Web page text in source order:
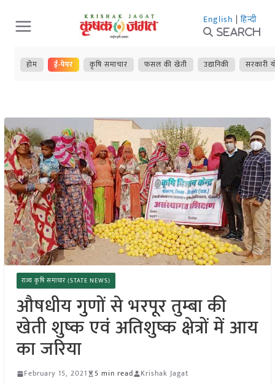
Skip
to
content
English | हिन्दी
Search
होम ई-पेपर कृषि समाचार फसल की खेती उद्यानिकी सरकारी
राज्य कृषि समाचार (STATE NEWS)
औषधीय गुणों से भरपूर तुम्बा की
खेती शुष्क एवं अतिशुष्क क्षेत्रों में आय
का जरिया
February 15, 2021 5 min read Krishak Jagat